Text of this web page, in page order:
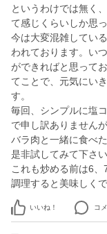
というわけでは無く
て感じくらいしか思
今は大変混雑してい
われております。い
ができればと思ってお
てことで、元気にい
す。
毎回、シンプルに塩
で申し訳ありません
バラ肉と一緒に食べ
是非試してみて下さ
これも炒める前は6
調理すると美味しく
いいね！ コ